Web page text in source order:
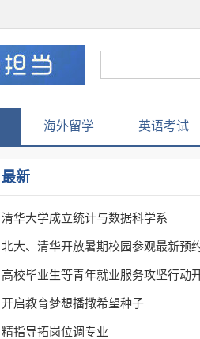
海外留学 英语考试
最新
清华大学成立统计与数据科学系
北大、清华开放暑期校园参观最新预
高校毕业生等青年就业服务攻坚行动
开启教育梦想播撒希望种子
精指导拓岗位调专业